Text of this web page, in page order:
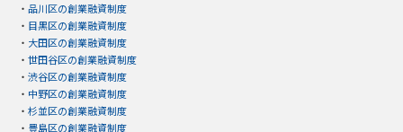
・ 品川区の創業融資制度
・ 目黒区の創業融資制度
・ 大田区の創業融資制度
・ 世田谷区の創業融資制度
・ 渋谷区の創業融資制度
・ 中野区の創業融資制度
・ 杉並区の創業融資制度
・ 豊島区の創業融資制度